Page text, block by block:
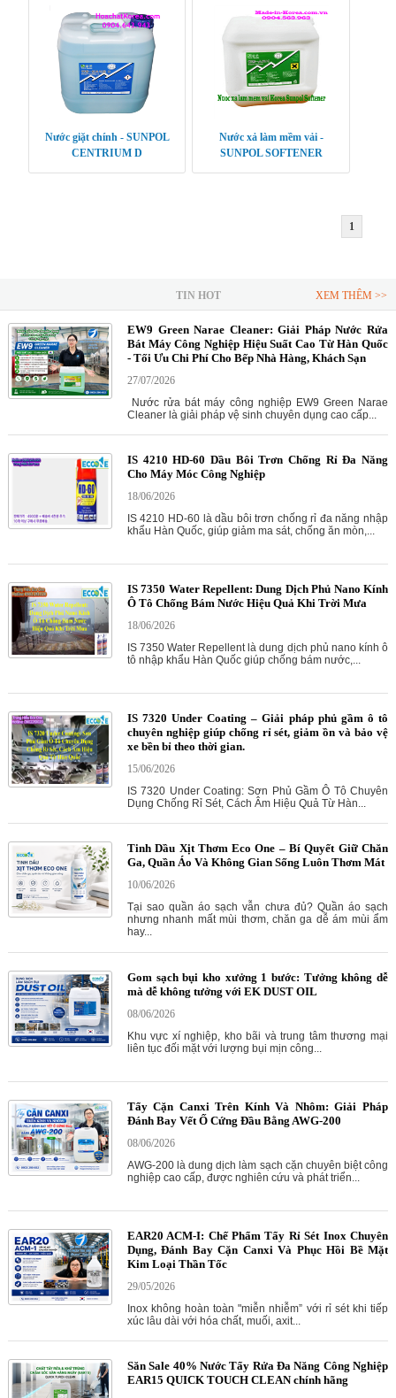
Nước giặt chính - SUNPOL
CENTRIUM D
Nước xả làm mềm vải -
SUNPOL SOFTENER
1
TIN HOT XEM THÊM >>
EW9 Green Narae Cleaner: Giải Pháp Nước Rửa
Bát Máy Công Nghiệp Hiệu Suất Cao Từ Hàn Quốc
- Tối Ưu Chi Phí Cho Bếp Nhà Hàng, Khách Sạn
27/07/2026
Nước rửa bát máy công nghiệp EW9 Green Narae
Cleaner là giải pháp vệ sinh chuyên dụng cao cấp...
IS 4210 HD-60 Dầu Bôi Trơn Chống Rỉ Đa Năng
Cho Máy Móc Công Nghiệp
18/06/2026
IS 4210 HD-60 là dầu bôi trơn chống rỉ đa năng nhập
khẩu Hàn Quốc, giúp giảm ma sát, chống ăn mòn,...
IS 7350 Water Repellent: Dung Dịch Phủ Nano Kính
Ô Tô Chống Bám Nước Hiệu Quả Khi Trời Mưa
18/06/2026
IS 7350 Water Repellent là dung dịch phủ nano kính ô
tô nhập khẩu Hàn Quốc giúp chống bám nước,...
IS 7320 Under Coating – Giải pháp phủ gầm ô tô
chuyên nghiệp giúp chống rỉ sét, giảm ồn và bảo vệ
xe bền bỉ theo thời gian.
15/06/2026
IS 7320 Under Coating: Sơn Phủ Gầm Ô Tô Chuyên
Dụng Chống Rỉ Sét, Cách Âm Hiệu Quả Từ Hàn...
Tinh Dầu Xịt Thơm Eco One – Bí Quyết Giữ Chăn
Ga, Quần Áo Và Không Gian Sống Luôn Thơm Mát
10/06/2026
Tại sao quần áo sạch vẫn chưa đủ? Quần áo sạch
nhưng nhanh mất mùi thơm, chăn ga dễ ám mùi ẩm
hay...
Gom sạch bụi kho xưởng 1 bước: Tưởng không dễ
mà dễ không tưởng với EK DUST OIL
08/06/2026
Khu vực xí nghiệp, kho bãi và trung tâm thương mại
liên tục đối mặt với lượng bụi mịn công...
Tẩy Cặn Canxi Trên Kính Và Nhôm: Giải Pháp
Đánh Bay Vết Ố Cứng Đầu Bằng AWG-200
08/06/2026
AWG-200 là dung dịch làm sạch cặn chuyên biệt công
nghiệp cao cấp, được nghiên cứu và phát triển...
EAR20 ACM-I: Chế Phẩm Tẩy Rỉ Sét Inox Chuyên
Dụng, Đánh Bay Cặn Canxi Và Phục Hồi Bề Mặt
Kim Loại Thần Tốc
29/05/2026
Inox không hoàn toàn "miễn nhiễm” với rỉ sét khi tiếp
xúc lâu dài với hóa chất, muối, axit...
Săn Sale 40% Nước Tẩy Rửa Đa Năng Công Nghiệp
EAR15 QUICK TOUCH CLEAN chính hãng